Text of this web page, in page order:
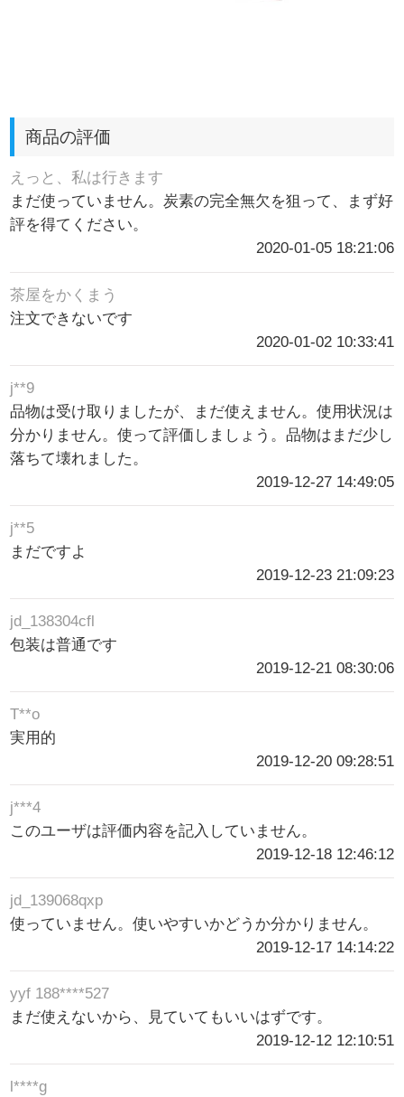
商品の評価
えっと、私は行きます
まだ使っていません。炭素の完全無欠を狙って、まず好
評を得てください。
2020-01-05 18:21:06
茶屋をかくまう
注文できないです
2020-01-02 10:33:41
j**9
品物は受け取りましたが、まだ使えません。使用状況は
分かりません。使って評価しましょう。品物はまだ少し
落ちて壊れました。
2019-12-27 14:49:05
j**5
まだですよ
2019-12-23 21:09:23
jd_138304cfl
包装は普通です
2019-12-21 08:30:06
T**o
実用的
2019-12-20 09:28:51
j***4
このユーザは評価内容を記入していません。
2019-12-18 12:46:12
jd_139068qxp
使っていません。使いやすいかどうか分かりません。
2019-12-17 14:14:22
yyf 188****527
まだ使えないから、見ていてもいいはずです。
2019-12-12 12:10:51
l****g